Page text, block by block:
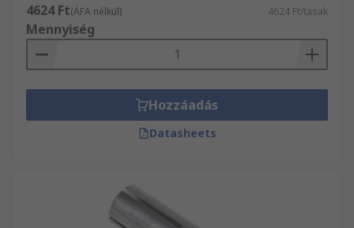
4624 Ft(ÁFA nélkül) 4624 Ft/tasak
Mennyiség
Hozzáadás
Datasheets